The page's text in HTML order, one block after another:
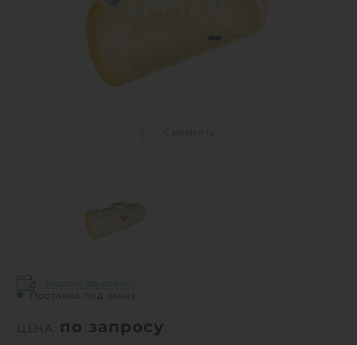
Нашли дешевле?
Поставка под заказ
ЦЕНА: по запросу